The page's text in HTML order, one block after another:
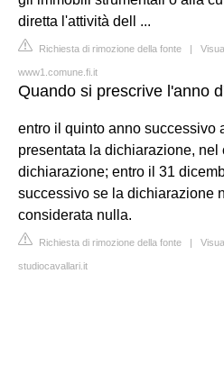
diretta l'attività dell ...
Richiesta di rimozione della fonte |
www1.comune.fi.it
Quando si prescrive l'anno
entro il quinto anno successivo
presentata la dichiarazione,
dichiarazione; entro il 31
successivo se la dichiarazione
considerata nulla.
Richiesta di rimozione della fonte |
studiocavallari.it